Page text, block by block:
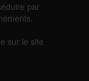
par
sur le site